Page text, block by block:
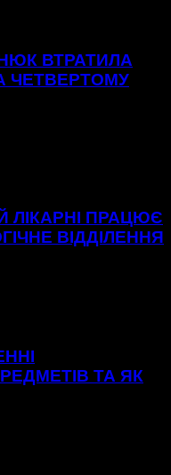
ВТРАТИЛА
ЧЕТВЕРТОМУ
ЛІКАРНІ ПРАЦЮЄ
ВІДДІЛЕННЯ
ТА ЯК